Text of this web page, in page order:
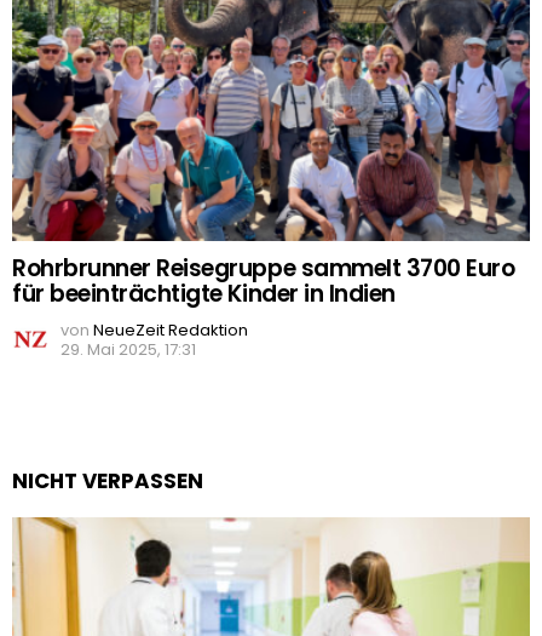
Rohrbrunner Reisegruppe sammelt 3700 Euro
für beeinträchtigte Kinder in Indien
von NeueZeit Redaktion
29. Mai 2025, 17:31
NICHT VERPASSEN